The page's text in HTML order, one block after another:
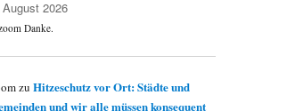
August 2026
Danke.
zuHitzeschutz vor Ort: Städte und
und wir alle müssen konsequent